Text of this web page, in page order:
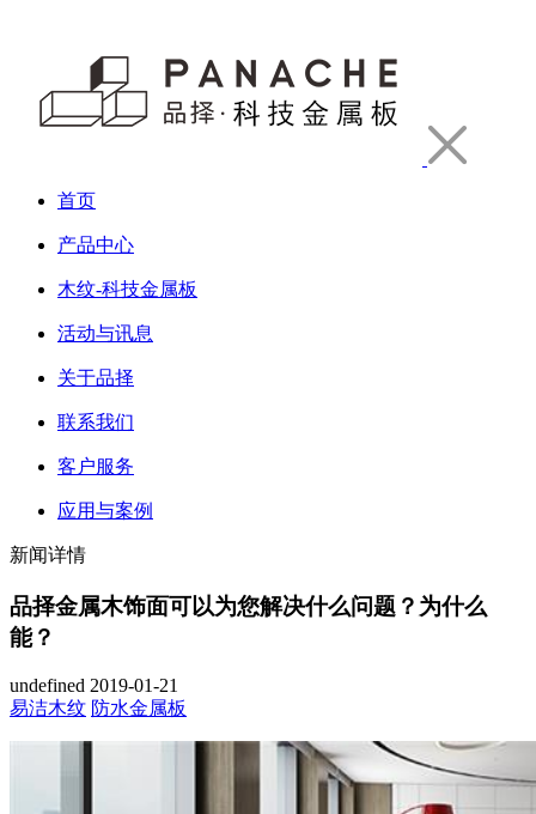
首页
产品中心
木纹-科技金属板
活动与讯息
关于品择
联系我们
客户服务
应用与案例
新闻详情
品择金属木饰面可以为您解决什么问题？为什么
能？
undefined 2019-01-21
易洁木纹 防水金属板